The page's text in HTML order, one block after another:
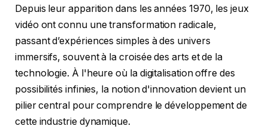
Depuis leur apparition dans les années 1970, les jeux
vidéo ont connu une transformation radicale,
passant d’expériences simples à des univers
immersifs, souvent à la croisée des arts et de la
technologie. À l'heure où la digitalisation offre des
possibilités infinies, la notion d'innovation devient un
pilier central pour comprendre le développement de
cette industrie dynamique.